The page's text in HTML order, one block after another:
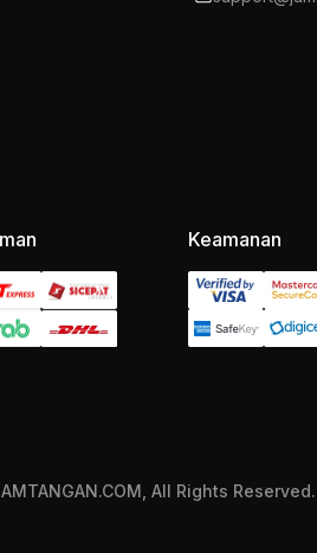
Keamanan
All Rights Reserved.